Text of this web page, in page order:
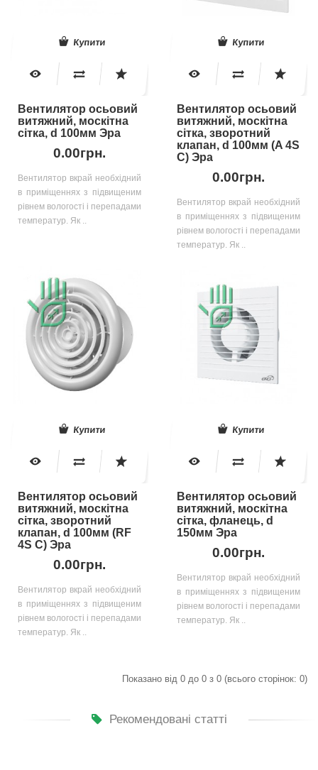
Купити
Вентилятор осьовий
витяжний, москітна
сітка, d 100мм Эра
0.00грн.
Вентилятор вкрай необхідний
в приміщеннях з підвищеним
рівнем вологості і перепадами
температур. Як ..
Купити
Вентилятор осьовий
витяжний, москітна
сітка, зворотний
клапан, d 100мм (A 4S
C) Эра
0.00грн.
Вентилятор вкрай необхідний
в приміщеннях з підвищеним
рівнем вологості і перепадами
температур. Як ..
Купити
Вентилятор осьовий
витяжний, москітна
сітка, зворотний
клапан, d 100мм (RF
4S C) Эра
0.00грн.
Вентилятор вкрай необхідний
в приміщеннях з підвищеним
рівнем вологості і перепадами
температур. Як ..
Купити
Вентилятор осьовий
витяжний, москітна
сітка, фланець, d
150мм Эра
0.00грн.
Вентилятор вкрай необхідний
в приміщеннях з підвищеним
рівнем вологості і перепадами
температур. Як ..
Показано від 0 до 0 з 0 (всього сторінок: 0)
Рекомендовані статті